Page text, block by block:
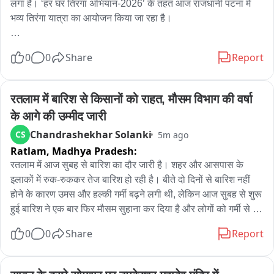
लगा है। ‘हर घर तिरंगा अभियान-2026’ के तहत आज राजधानी पटना में
भव्य तिरंगा यात्रा का आयोजन किया जा रहा है।
जाएगी। यात्रा का नेतृत्व मुख्यमंत्री सम्राट चौधरी करेंगे। इसमें मंत्री,
अधिकारी और बड़ी संख्या में आम लोग भी शामिल होंगे।
इस अभियान के तहत सिर्फ पटना ही नहीं, बल्कि पूरे बिहार में तिरंगा यात्रा,
सेल्फी विद तिरंगा, तिरंगा रंगोली, तिरंगा थीम पर सजावट और वंदे मातरम् के
सामूहिक गायन जैसे कई कार्यक्रम आयोजित किए जाएंगे। सरकार का लक्ष्य
है कि हर जिले और हर प्रखंड तक यह अभियान पहुंचे। इसके लिए प्रत्येक
प्रखंड में 4 हजार तिरंगे झंडे उपलब्ध कराए जाएंगे।
इस अभियान का उद्देश्य लोगों में राष्ट्रप्रेम, राष्ट्रीय एकता और तिरंगे के
प्रति सम्मान की भावना को और मजबूत करना है।
वहीं, तिरंगा यात्रा को लेकर प्रशासन ने भी सभी तैयारियां पूरी कर ली हैं।
यात्रा मार्ग पर सुरक्षा, बैरिकेडिंग, ट्रैफिक प्रबंधन और भीड़ नियंत्रण के
विशेष इंतजाम किए गए हैं, ताकि कार्यक्रम शांतिपूर्ण और व्यवस्थित ढंग से
0 0 Share Report
रतलाम में बारिश से किसानों को राहत, मौसम विभाग की वर्षा
के आगे की उम्मीद जारी
CS Chandrashekhar Solanki 5m ago
Ratlam, Madhya Pradesh:
रतलाम में आज सुबह से बारिश का दौर जारी है। शहर और आसपास के
इलाकों में रुक-रुककर तेज बारिश हो रही है। बीते दो दिनों से बारिश नहीं
होने के कारण उमस और हल्की गर्मी बढ़ने लगी थी, लेकिन आज सुबह से शुरू
हुई बारिश ने एक बार फिर मौसम सुहाना कर दिया है और लोगों को गर्मी से
बारिश को लेकर सबसे ज्यादा खुशी किसानों में देखने को मिल रही है, क्योंकि
फिलहाल फसलों के लिए बारिश की जरूरत बनी हुई है। रुक-रुककर हो रही
0 0 Share Report